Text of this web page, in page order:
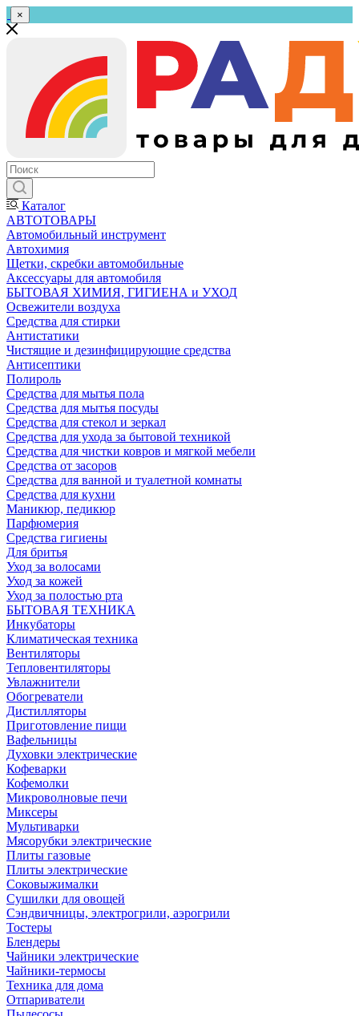
×
Каталог
АВТОТОВАРЫ
Автомобильный инструмент
Автохимия
Щетки, скребки автомобильные
Аксессуары для автомобиля
БЫТОВАЯ ХИМИЯ, ГИГИЕНА и УХОД
Освежители воздуха
Средства для стирки
Антистатики
Чистящие и дезинфицирующие средства
Антисептики
Полироль
Средства для мытья пола
Средства для мытья посуды
Средства для стекол и зеркал
Средства для ухода за бытовой техникой
Средства для чистки ковров и мягкой мебели
Средства от засоров
Средства для ванной и туалетной комнаты
Средства для кухни
Маникюр, педикюр
Парфюмерия
Средства гигиены
Для бритья
Уход за волосами
Уход за кожей
Уход за полостью рта
БЫТОВАЯ ТЕХНИКА
Инкубаторы
Климатическая техника
Вентиляторы
Тепловентиляторы
Увлажнители
Обогреватели
Дистилляторы
Приготовление пищи
Вафельницы
Духовки электрические
Кофеварки
Кофемолки
Микроволновые печи
Миксеры
Мультиварки
Мясорубки электрические
Плиты газовые
Плиты электрические
Соковыжималки
Сушилки для овощей
Сэндвичницы, электрогрили, аэрогрили
Тостеры
Блендеры
Чайники электрические
Чайники-термосы
Техника для дома
Отпариватели